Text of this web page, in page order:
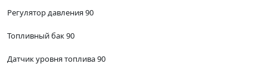
Регулятор давления 90
Топливный бак 90
Датчик уровня топлива 90